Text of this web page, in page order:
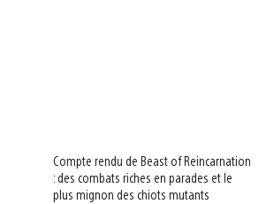
Compte rendu de Beast of Reincarnation
: des combats riches en parades et le
plus mignon des chiots mutants